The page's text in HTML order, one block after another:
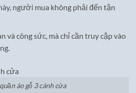
người mua không phải đến tận
và công sức, mà chỉ cần truy cập vào
áo gỗ 3 cánh cửa